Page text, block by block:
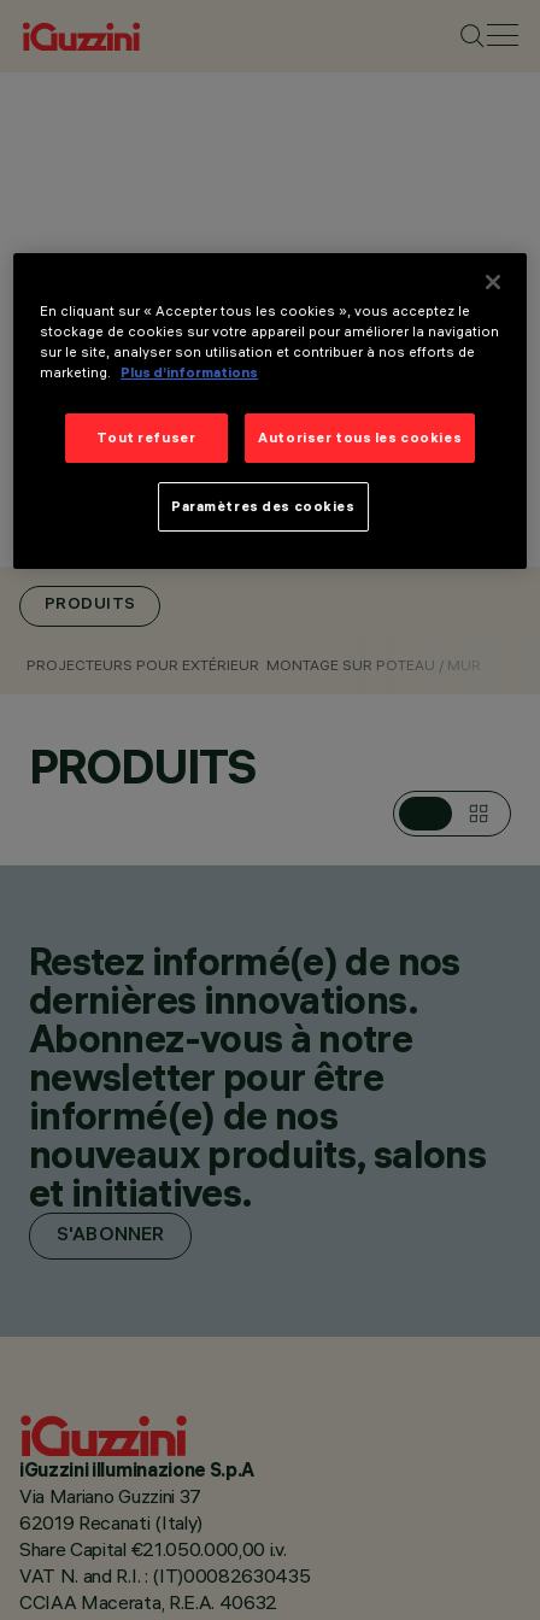
MARIO CUCINELLA
PRODUITS
PROJECTEURS POUR EXTÉRIEUR MONTAGE SUR POTEAU / MUR
PRODUITS
Restez informé(e) de nos
dernières innovations.
Abonnez-vous à notre
newsletter pour être
informé(e) de nos
nouveaux produits, salons
et initiatives.
S'ABONNER
iGuzzini illuminazione S.p.A
Via Mariano Guzzini 37
62019 Recanati (Italy)
Share Capital €21.050.000,00 i.v.
VAT N. and R.I. : (IT)00082630435
CCIAA Macerata, R.E.A. 40632
En cliquant sur « Accepter tous les cookies », vous acceptez le
stockage de cookies sur votre appareil pour améliorer la navigation
sur le site, analyser son utilisation et contribuer à nos efforts de
marketing.
Plus d’informations
Tout refuser Autoriser tous les cookies
Paramètres des cookies